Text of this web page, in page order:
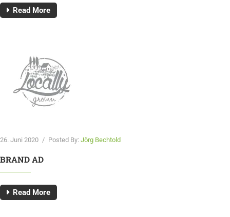
Read More
26. Juni 2020 / Posted By: Jörg Bechtold
BRAND AD
Read More